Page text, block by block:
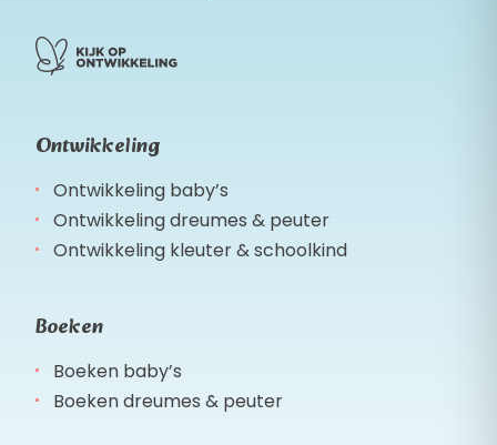
Ontwikkeling
Ontwikkeling baby’s
Ontwikkeling dreumes & peuter
Ontwikkeling kleuter & schoolkind
Boeken
Boeken baby’s
Boeken dreumes & peuter